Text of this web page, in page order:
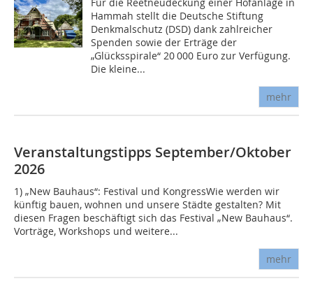
Hammah stellt die Deutsche Stiftung
Denkmalschutz (DSD) dank zahlreicher
Spenden sowie der Erträge der
„Glücksspirale“ 20 000 Euro zur Verfügung.
Die kleine...
mehr
Veranstaltungstipps September/Oktober
2026
1) „New Bauhaus“: Festival und KongressWie werden wir
künftig bauen, wohnen und unsere Städte gestalten? Mit
diesen Fragen beschäftigt sich das Festival „New Bauhaus“.
Vorträge, Workshops und weitere...
mehr